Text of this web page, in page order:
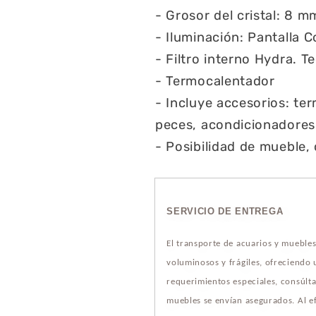
- Grosor del cristal: 8
- Iluminación: Pantalla
- Filtro interno Hydra.
- Termocalentador
- Incluye accesorios:
peces,
- Posibilidad de mueble,
SERVICIO DE ENTREGA
El transporte de acuarios y
voluminosos y frágiles, ofreciendo
requerimientos especiales,
muebles se envían asegurados. Al